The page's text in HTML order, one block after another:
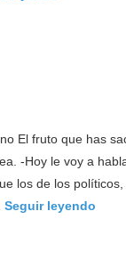
El fruto que has
-Hoy le voy a
los de los
Seguir leyendo